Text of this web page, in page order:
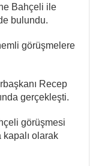
Bahçeli ile
bulundu.
görüşmelere
Recep
gerçekleşti.
görüşmesi
kapalı olarak